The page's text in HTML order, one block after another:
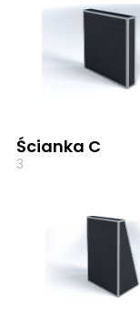
Ścianka C
3